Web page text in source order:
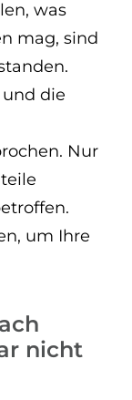
was
mag, sind
die
Nur
um Ihre
nicht